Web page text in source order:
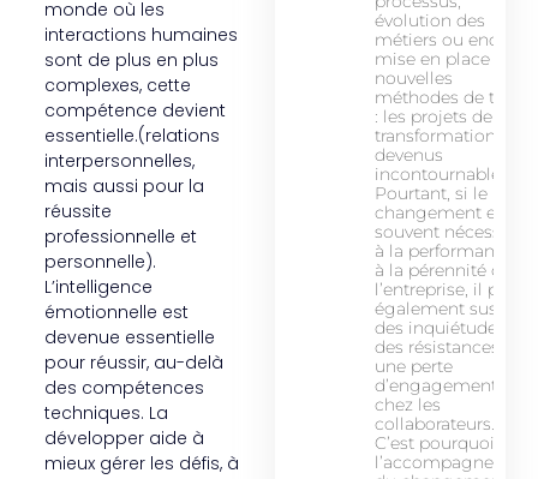
monde où les
interactions humaines
sont de plus en plus
complexes, cette
compétence devient
essentielle.(relations
interpersonnelles,
mais aussi pour la
réussite
professionnelle et
personnelle).
L’intelligence
émotionnelle est
devenue essentielle
pour réussir, au-delà
des compétences
techniques. La
développer aide à
mieux gérer les défis, à
évolution des
métiers ou encore
mise en place de
nouvelles
méthodes de travail
: les projets de
transformation sont
devenus
incontournables.
Pourtant, si le
changement est
souvent nécessaire
à la performance et
à la pérennité de
l’entreprise, il peut
également susciter
des inquiétudes,
des résistances et
une perte
d’engagement
chez les
collaborateurs.
C’est pourquoi
l’accompagnement